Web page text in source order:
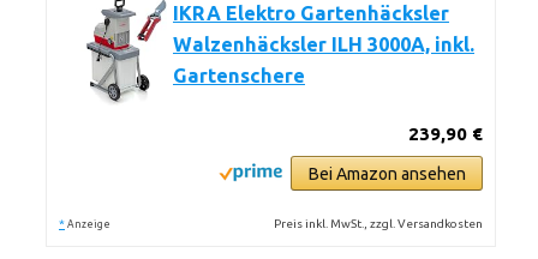
IKRA Elektro Gartenhäcksler
Walzenhäcksler ILH 3000A, inkl.
Gartenschere
239,90 €
Bei Amazon ansehen
* Anzeige Preis inkl. MwSt., zzgl. Versandkosten